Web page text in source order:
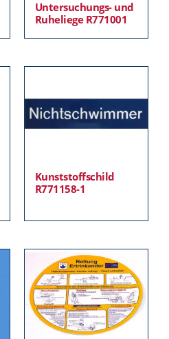
Untersuchungs- und
Ruheliege R771001
Kunststoffschild
R771158-1